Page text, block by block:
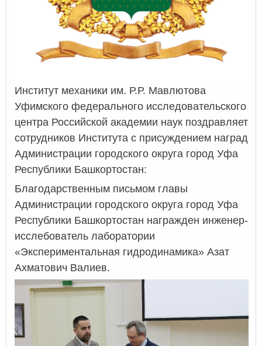
Институт механики им. Р.Р. Мавлютова
Уфимского федерального исследовательского
центра Российской академии наук поздравляет
сотрудников Института с присуждением наград
Администрации городского округа город Уфа
Республики Башкортостан:
Благодарственным письмом главы
Администрации городского округа город Уфа
Республики Башкортостан награжден инженер-
исслебователь лаборатории
«Экспериментальная гидродинамика» Азат
Ахматович Валиев.